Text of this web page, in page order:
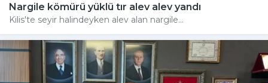
Nargile kömürü yüklü tır alev alev yandı
Kilis'te seyir halindeyken alev alan nargile...